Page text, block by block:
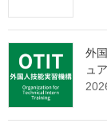
学副学長）が語る
厚生労働省動画
４．研修周知用チ
研修開催の周知に
外
ュ